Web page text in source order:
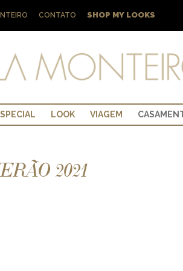
CONTATO SHOP MY LOOKS
LOOK VIAGEM
2021